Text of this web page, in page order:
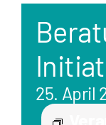
25. April